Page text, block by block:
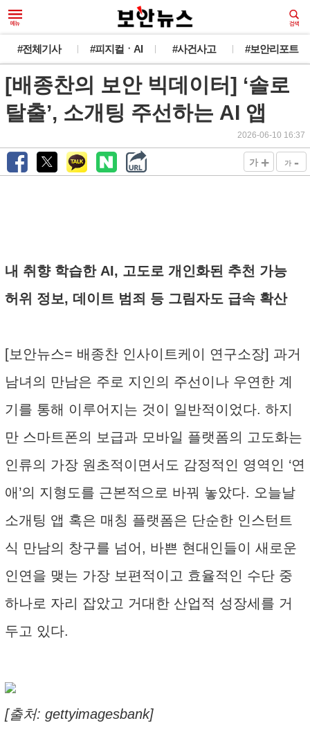
#전체기사 #피지컬ㆍAI #사건사고 #보안리포트
[배종찬의 보안 빅데이터] ‘솔로
탈출’, 소개팅 주선하는 AI 앱
2026-06-10 16:37
가 + 가 -
내 취향 학습한 AI, 고도로 개인화된 추천 가능
허위 정보, 데이트 범죄 등 그림자도 급속 확산
[보안뉴스= 배종찬 인사이트케이 연구소장] 과거
남녀의 만남은 주로 지인의 주선이나 우연한 계
기를 통해 이루어지는 것이 일반적이었다. 하지
만 스마트폰의 보급과 모바일 플랫폼의 고도화는
인류의 가장 원초적이면서도 감정적인 영역인 ‘연
애’의 지형도를 근본적으로 바꿔 놓았다. 오늘날
소개팅 앱 혹은 매칭 플랫폼은 단순한 인스턴트
식 만남의 창구를 넘어, 바쁜 현대인들이 새로운
인연을 맺는 가장 보편적이고 효율적인 수단 중
하나로 자리 잡았고 거대한 산업적 성장세를 거
두고 있다.
[출처: gettyimagesbank]